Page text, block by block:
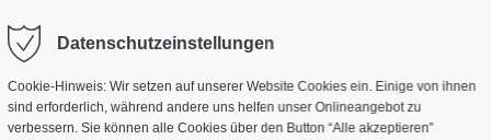
UNTERNEHMEN
Datenschutzeinstellungen
Cookie-Hinweis: Wir setzen auf unserer Website Cookies ein. Einige von ihnen
sind erforderlich, während andere uns helfen unser Onlineangebot zu
verbessern. Sie können alle Cookies über den Button “Alle akzeptieren”